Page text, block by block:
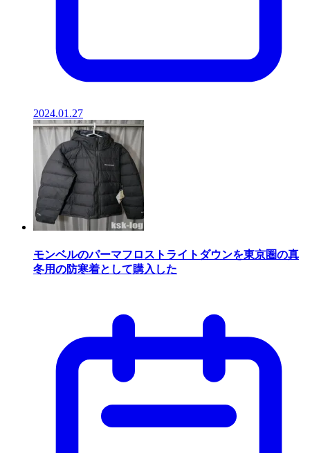
2024.01.27
モンベルのパーマフロストライトダウンを東京圏の真
冬用の防寒着として購入した